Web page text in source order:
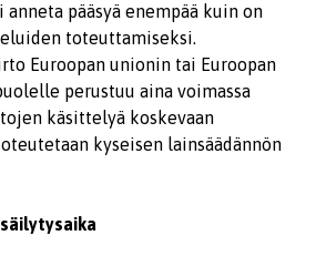
pääsyä enempää kuin on
toteuttamiseksi.
Euroopan unionin tai Euroopan
perustuu aina voimassa
käsittelyä koskevaan
kyseisen lainsäädännön